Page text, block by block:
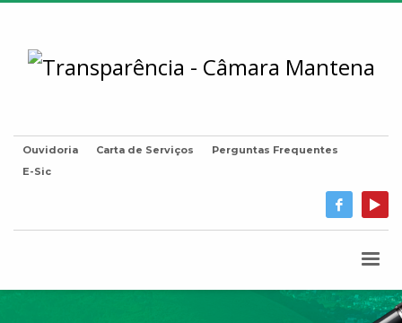
Ouvidoria Carta de Serviços
Perguntas Frequentes
E-Sic